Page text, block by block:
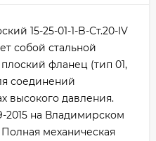
15-25-01-1-B-Ст.20-IV
собой стальной
фланец (тип 01,
соединений
высокого давления.
2015 на Владимирском
механическая